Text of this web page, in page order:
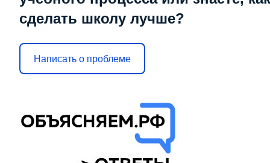
сделать школу лучше?
Написать о проблеме